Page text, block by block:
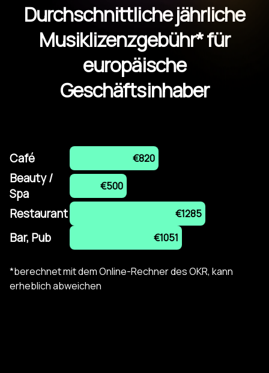
Durchschnittliche jährliche
Musiklizenzgebühr* für
europäische
Geschäftsinhaber
Café €820
Beauty /
Spa
€500
Restaurant €1285
Bar, Pub €1051
*berechnet mit dem Online-Rechner des OKR, kann
erheblich abweichen